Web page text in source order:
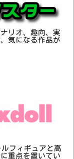
リオ、趣向、実
気になる作品が
フィギュアと高
重点を置いてい